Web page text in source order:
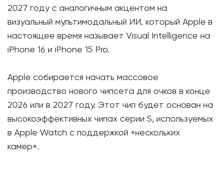
2027 году с аналогичным акцентом на
визуальный мультимодальный ИИ, который Apple в
настоящее время называет Visual Intelligence на
iPhone 16 и iPhone 15 Pro.
Apple собирается начать массовое
производство нового чипсета для очков в конце
2026 или в 2027 году. Этот чип будет основан на
высокоэффективных чипах серии S, используемых
в Apple Watch с поддержкой «нескольких
камер».